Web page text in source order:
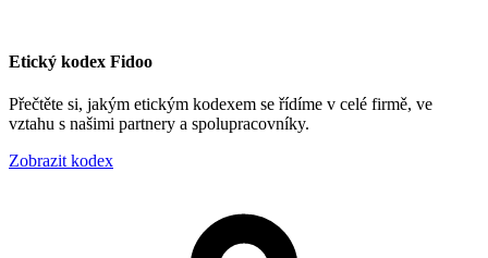
Etický kodex Fidoo
Přečtěte si, jakým etickým kodexem se řídíme v celé firmě, ve
vztahu s našimi partnery a spolupracovníky.
Zobrazit kodex